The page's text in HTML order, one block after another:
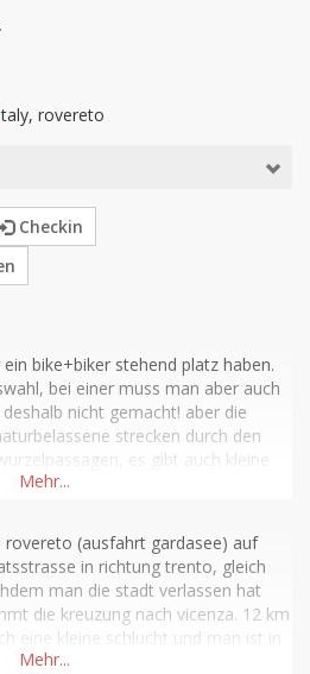
, rovereto
Checkin
bike+biker stehend platz haben.
bei einer muss man aber auch
nicht gemacht! aber die
strecken durch den
es gibt auch kleine
alles ausgeschildert, bei zwei
bei der dritten ins dorf, aber
kleiner bikepark mit drops
1. juli bis ca. 15. september!!
vom gardasee genug hat!
rovereto (ausfahrt gardasee) auf
in richtung trento, gleich
man die stadt verlassen hat
die kreuzung nach vicenza. 12 km
eine kleine schlucht und man ist in
im zentrum von folgaria ist die